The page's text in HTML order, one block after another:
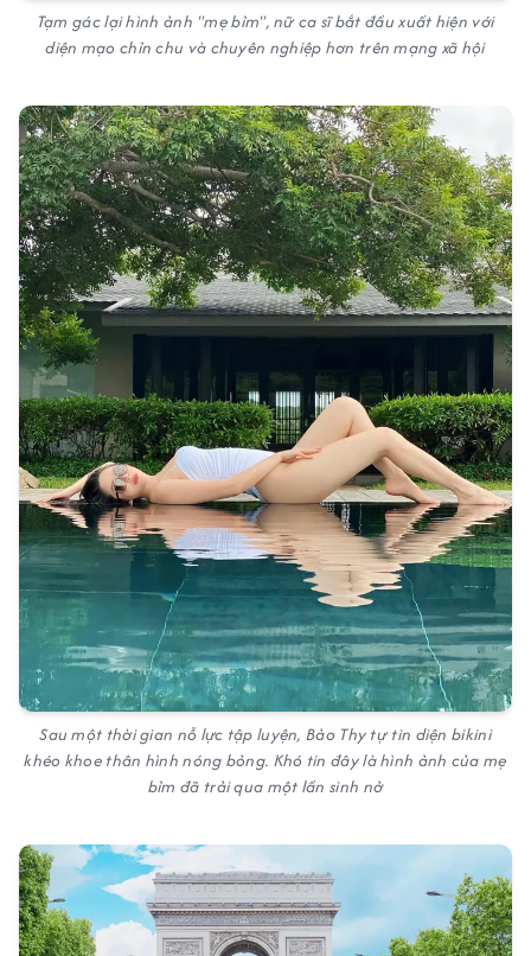
Tạm gác lại hình ảnh "mẹ bỉm", nữ ca sĩ bắt đầu xuất hiện với
diện mạo chỉn chu và chuyên nghiệp hơn trên mạng xã hội
Sau một thời gian nỗ lực tập luyện, Bảo Thy tự tin diện bikini
khéo khoe thân hình nóng bỏng. Khó tin đây là hình ảnh của mẹ
bỉm đã trải qua một lần sinh nở